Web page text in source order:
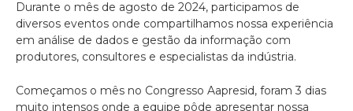
Durante o mês de agosto de 2024, participamos de
diversos eventos onde compartilhamos nossa experiência
em análise de dados e gestão da informação com
produtores, consultores e especialistas da indústria.
Começamos o mês no Congresso Aapresid, foram 3 dias
muito intensos onde a equipe pôde apresentar nossa